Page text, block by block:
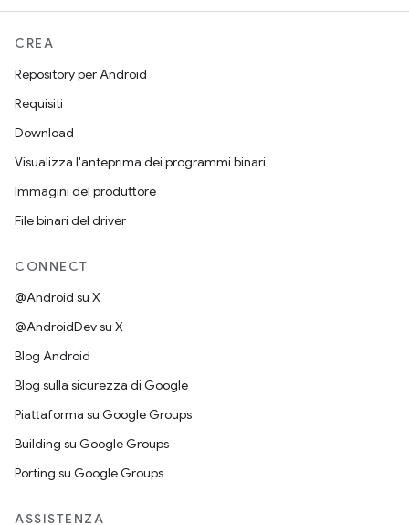
CREA
Repository per Android
Requisiti
Download
Visualizza l'anteprima dei programmi binari
Immagini del produttore
File binari del driver
CONNECT
@Android su X
@AndroidDev su X
Blog Android
Blog sulla sicurezza di Google
Piattaforma su Google Groups
Building su Google Groups
Porting su Google Groups
ASSISTENZA